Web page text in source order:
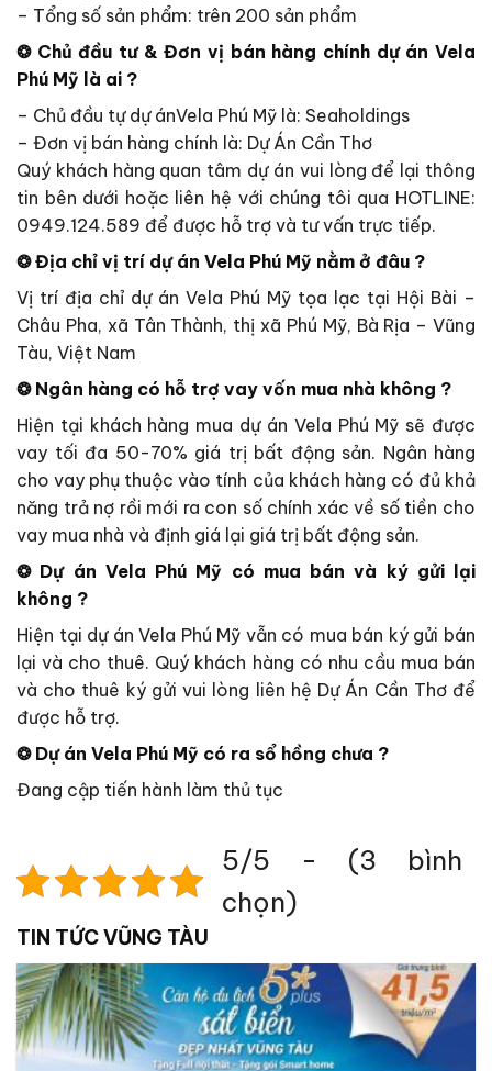
– Tổng số sản phẩm: trên 200 sản phẩm
❂ Chủ đầu tư & Đơn vị bán hàng chính dự ánVela
Phú Mỹ là ai ?
– Chủ đầu tự dự ánVela Phú Mỹ là: Seaholdings
– Đơn vị bán hàng chính là: Dự Án Cần Thơ
Quý khách hàng quan tâm dự án vui lòng để lại thông
tin bên dưới hoặc liên hệ với chúng tôi qua HOTLINE:
0949.124.589 để được hỗ trợ và tư vấn trực tiếp.
❂ Địa chỉ vị trí dự án Vela Phú Mỹ nằm ở đâu ?
Vị trí địa chỉ dự án Vela Phú Mỹ tọa lạc tại Hội Bài –
Châu Pha, xã Tân Thành, thị xã Phú Mỹ, Bà Rịa – Vũng
Tàu, Việt Nam
❂ Ngân hàng có hỗ trợ vay vốn mua nhà không ?
Hiện tại khách hàng mua dự án Vela Phú Mỹ sẽ được
vay tối đa 50-70% giá trị bất động sản. Ngân hàng
cho vay phụ thuộc vào tính của khách hàng có đủ khả
năng trả nợ rồi mới ra con số chính xác về số tiền cho
vay mua nhà và định giá lại giá trị bất động sản.
❂ Dự án Vela Phú Mỹ có mua bán và ký gửi lại
không ?
Hiện tại dự án Vela Phú Mỹ vẫn có mua bán ký gửi bán
lại và cho thuê. Quý khách hàng có nhu cầu mua bán
và cho thuê ký gửi vui lòng liên hệ Dự Án Cần Thơ để
được hỗ trợ.
❂ Dự án Vela Phú Mỹ có ra sổ hồng chưa ?
Đang cập tiến hành làm thủ tục
5/5 - (3 bình
chọn)
TIN TỨC VŨNG TÀU